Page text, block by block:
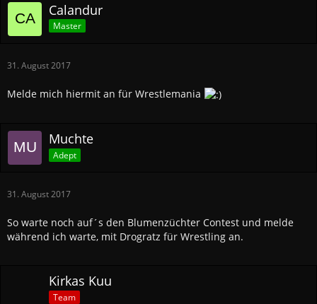
Calandur
Master
31. August 2017
Melde mich hiermit an für Wrestlemania
Muchte
Adept
31. August 2017
So warte noch auf´s den Blumenzüchter Contest und melde
während ich warte, mit Drogratz für Wrestling an.
Kirkas Kuu
Team